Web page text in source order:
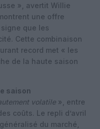
», avertit Willie
une offre
que les
Cette combinaison
record met « les
de la haute saison
saison
volatile », entre
coûts. Le repli d’avril
du marché,